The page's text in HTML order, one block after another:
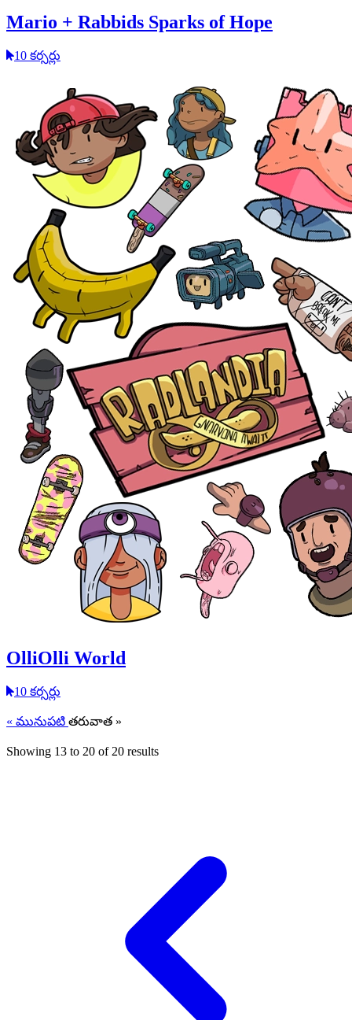
Mario + Rabbids Sparks of Hope
10 కర్సర్లు
OlliOlli World
10 కర్సర్లు
« మునుపటి తరువాత »
Showing 13 to 20 of 20 results